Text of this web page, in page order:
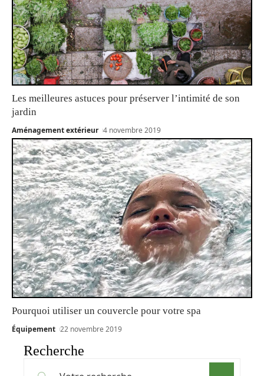
Les meilleures astuces pour préserver l’intimité de son
jardin
Aménagement extérieur 4 novembre 2019
Pourquoi utiliser un couvercle pour votre spa
Équipement 22 novembre 2019
Recherche